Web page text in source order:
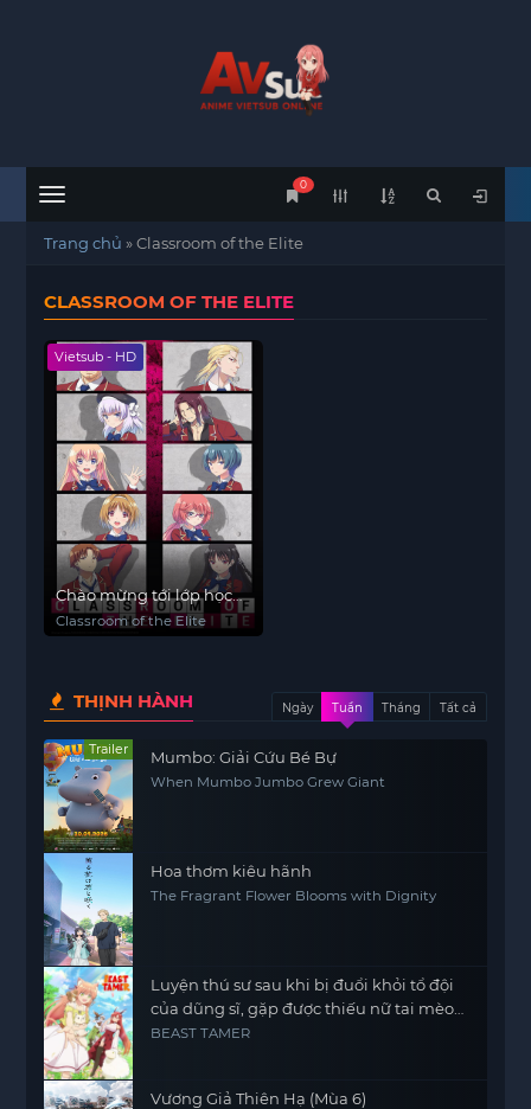
Menu
0
Trang chủ »Classroom of the Elite
CLASSROOM OF THE ELITE
Vietsub - HD
Chào mừng tới lớp học
biết tuốt
Classroom of the Elite
THỊNH HÀNH Ngày Tuần Tháng Tất cả
Trailer Mumbo: Giải Cứu Bé Bự
When Mumbo Jumbo Grew Giant
Hoa thơm kiêu hãnh
The Fragrant Flower Blooms with Dignity
Luyện thú sư sau khi bị đuổi khỏi tổ đội
của dũng sĩ, gặp được thiếu nữ tai mèo
của chủng tộc mạnh nhất
BEAST TAMER
Vương Giả Thiên Hạ (Mùa 6)